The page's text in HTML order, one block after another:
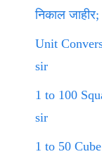
निकाल
Unit
sir
1 to 100
sir
1 to 50